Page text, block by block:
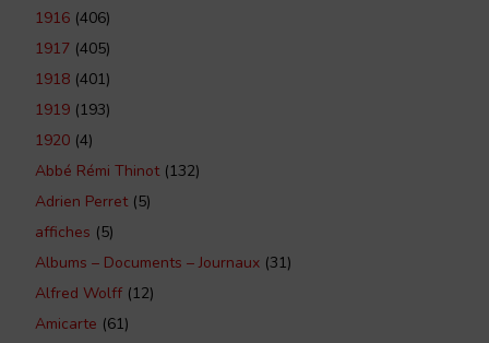
1916 (406)
1917 (405)
1918 (401)
1919 (193)
1920 (4)
Abbé Rémi Thinot(132)
Adrien Perret(5)
affiches (5)
Albums – Documents – Journaux (31)
Alfred Wolff (12)
Amicarte (61)